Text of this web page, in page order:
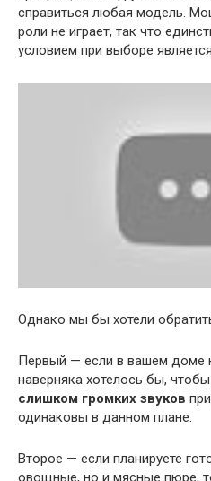
справиться любая модель.
роли не играет, так что
условием при выборе
Однако мы бы хотели
Первый — если в вашем доме
наверняка хотелось бы,
слишком громких звуков
одинаковы в данном плане.
Второе — если планируете
овощные, но и мясные пюре,